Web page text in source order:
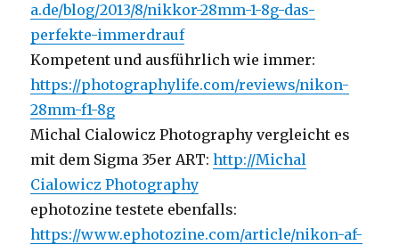
a.de/blog/2013/8/nikkor-28mm-1-8g-das-
perfekte-immerdrauf
Kompetent und ausführlich wie immer:
https://photographylife.com/reviews/nikon-
28mm-f1-8g
Michal Cialowicz Photography vergleicht es
mit dem Sigma 35er ART:http://Michal
Cialowicz Photography
ephotozine testete ebenfalls:
https://www.ephotozine.com/article/nikon-af-